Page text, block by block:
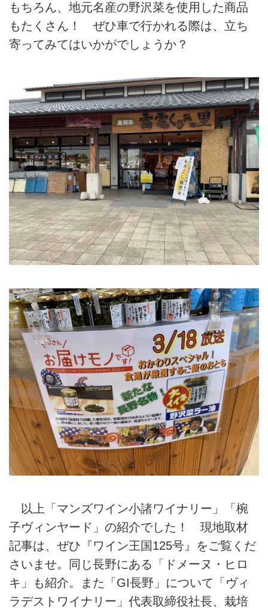
もちろん、地元名産の野沢菜を使用した商品
もたくさん！ ぜひ車で行かれる際は、立ち
寄ってみてはいかがでしょうか？
以上「マンズワイン小諸ワイナリー」「椀
子ヴィンヤード」の紹介でした！ 現地取材
記事は、ぜひ『ワイン王国125号』をご覧くだ
さいませ。同じ長野にある「ドメーヌ・ヒロ
キ」も紹介。また「GI長野」について「ヴィ
ラデストワイナリー」代表取締役社長、栽培